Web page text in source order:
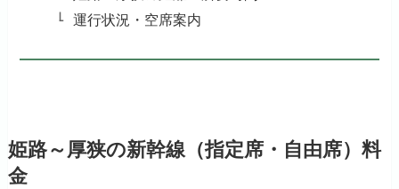
運行状況・空席案内
姫路～厚狭の新幹線（指定席・自由席）料
金